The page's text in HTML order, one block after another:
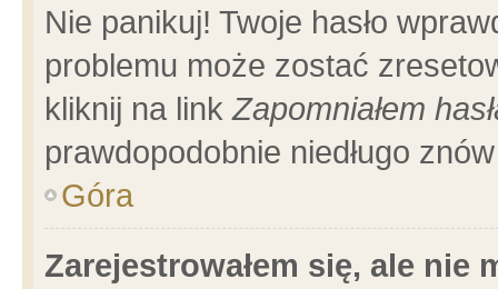
Nie panikuj! Twoje hasło
problemu może zostać
kliknij na linkZapomniałem
prawdopodobnie niedługo
Góra
Zarejestrowałem się, ale nie